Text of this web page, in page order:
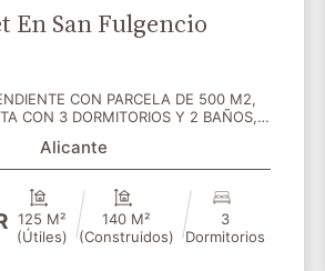
En San Fulgencio
CON PARCELA DE 500 M2,
CON 3 DORMITORIOS Y 2 BAÑOS,
Alicante
125 M²
(útiles)
140 M²
(construidos)
3
Dormitorios